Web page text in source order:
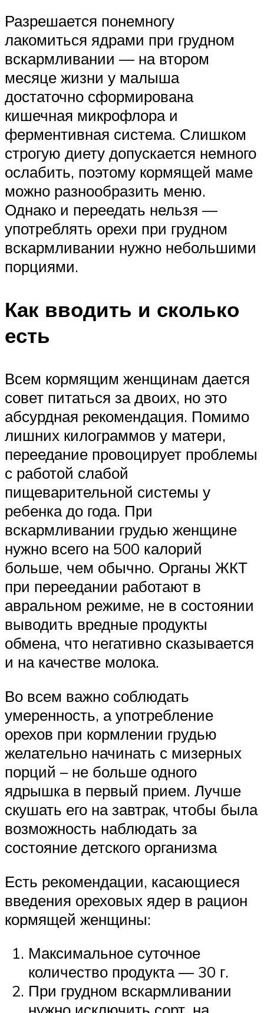
Разрешается понемногу
лакомиться ядрами при грудном
вскармливании — на втором
месяце жизни у малыша
достаточно сформирована
кишечная микрофлора и
ферментивная система. Слишком
строгую диету допускается немного
ослабить, поэтому кормящей маме
можно разнообразить меню.
Однако и переедать нельзя —
употреблять орехи при грудном
вскармливании нужно небольшими
порциями.
Как вводить и сколько
есть
Всем кормящим женщинам дается
совет питаться за двоих, но это
абсурдная рекомендация. Помимо
лишних килограммов у матери,
переедание провоцирует проблемы
с работой слабой
пищеварительной системы у
ребенка до года. При
вскармливании грудью женщине
нужно всего на 500 калорий
больше, чем обычно. Органы ЖКТ
при переедании работают в
авральном режиме, не в состоянии
выводить вредные продукты
обмена, что негативно сказывается
и на качестве молока.
Во всем важно соблюдать
умеренность, а употребление
орехов при кормлении грудью
желательно начинать с мизерных
порций – не больше одного
ядрышка в первый прием. Лучше
скушать его на завтрак, чтобы была
возможность наблюдать за
состояние детского организма
Есть рекомендации, касающиеся
введения ореховых ядер в рацион
кормящей женщины:
Максимальное суточное
количество продукта — 30 г.
При грудном вскармливании